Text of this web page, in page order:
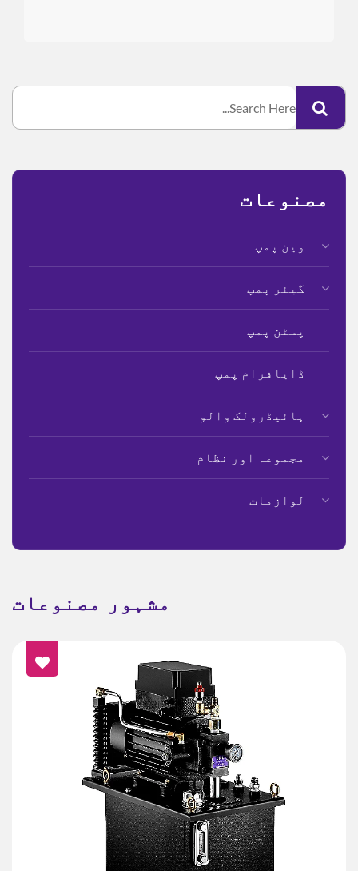
مصنوعات
وین پمپ
گیئر پمپ
پسٹن پمپ
ڈایافرام پمپ
ہائیڈرولک والو
مجموعہ اور نظام
لوازمات
مشہور مصنوعات